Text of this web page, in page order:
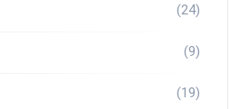
(24)
(9)
(19)